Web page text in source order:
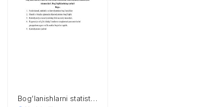
Bоg’lanishlarni statistik